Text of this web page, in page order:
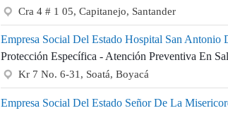
Cra 4 # 1 05, Capitanejo, Santander
Empresa Social Del Estado Hospital San Antonio
Protección Específica - Atención Preventiva En
Kr 7 No. 6-31, Soatá, Boyacá
Empresa Social Del Estado Señor De La